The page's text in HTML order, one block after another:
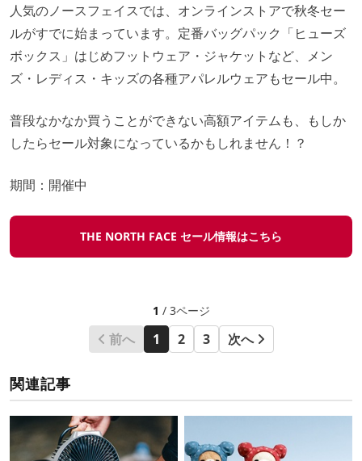
人気のノースフェイスでは、オンラインストアで秋冬セー
ルがすでに始まっています。定番バッグパック「ヒューズ
ボックス」はじめフットウェア・ジャケットなど、メン
ズ・レディス・キッズの各種アパレルウェアもセール中。
普段なかなか買うことができない高額アイテムも、もしか
したらセール対象になっているかもしれません！？
期間：開催中
THE NORTH FACE セール情報はこちら
1 / 3ページ
前へ 1 2 3 次へ
関連記事